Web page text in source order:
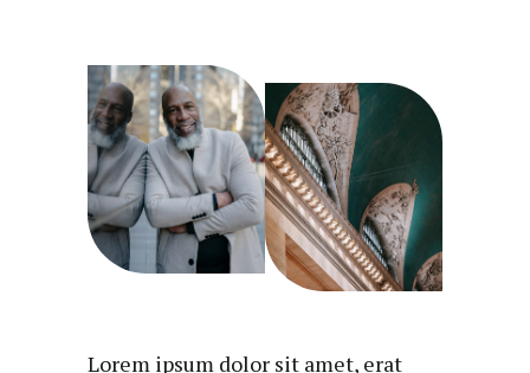
Lorem ipsum dolor sit amet, erat